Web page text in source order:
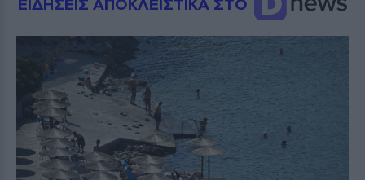
ΕΙΔΗΣΕΙΣ ΑΠΟΚΛΕΙΣΤΙΚΑ ΣΤΟ